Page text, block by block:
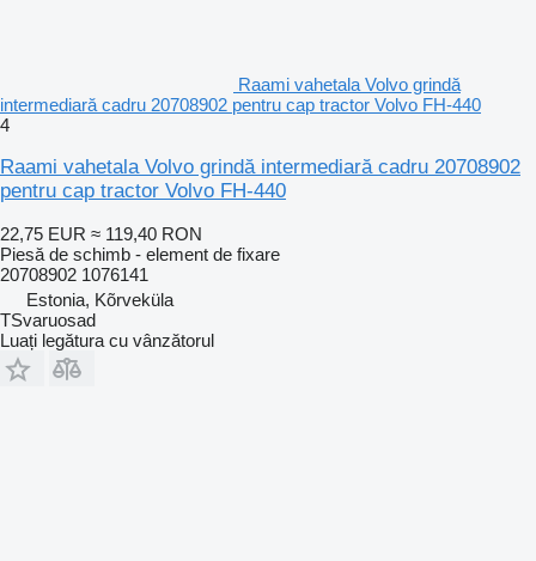
Raami vahetala Volvo grindă
intermediară cadru 20708902 pentru cap tractor Volvo FH-440
4
Raami vahetala Volvo grindă intermediară cadru 20708902
pentru cap tractor Volvo FH-440
22,75 EUR ≈ 119,40 RON
Piesă de schimb - element de fixare
20708902 1076141
Estonia, Kõrveküla
TSvaruosad
Luați legătura cu vânzătorul